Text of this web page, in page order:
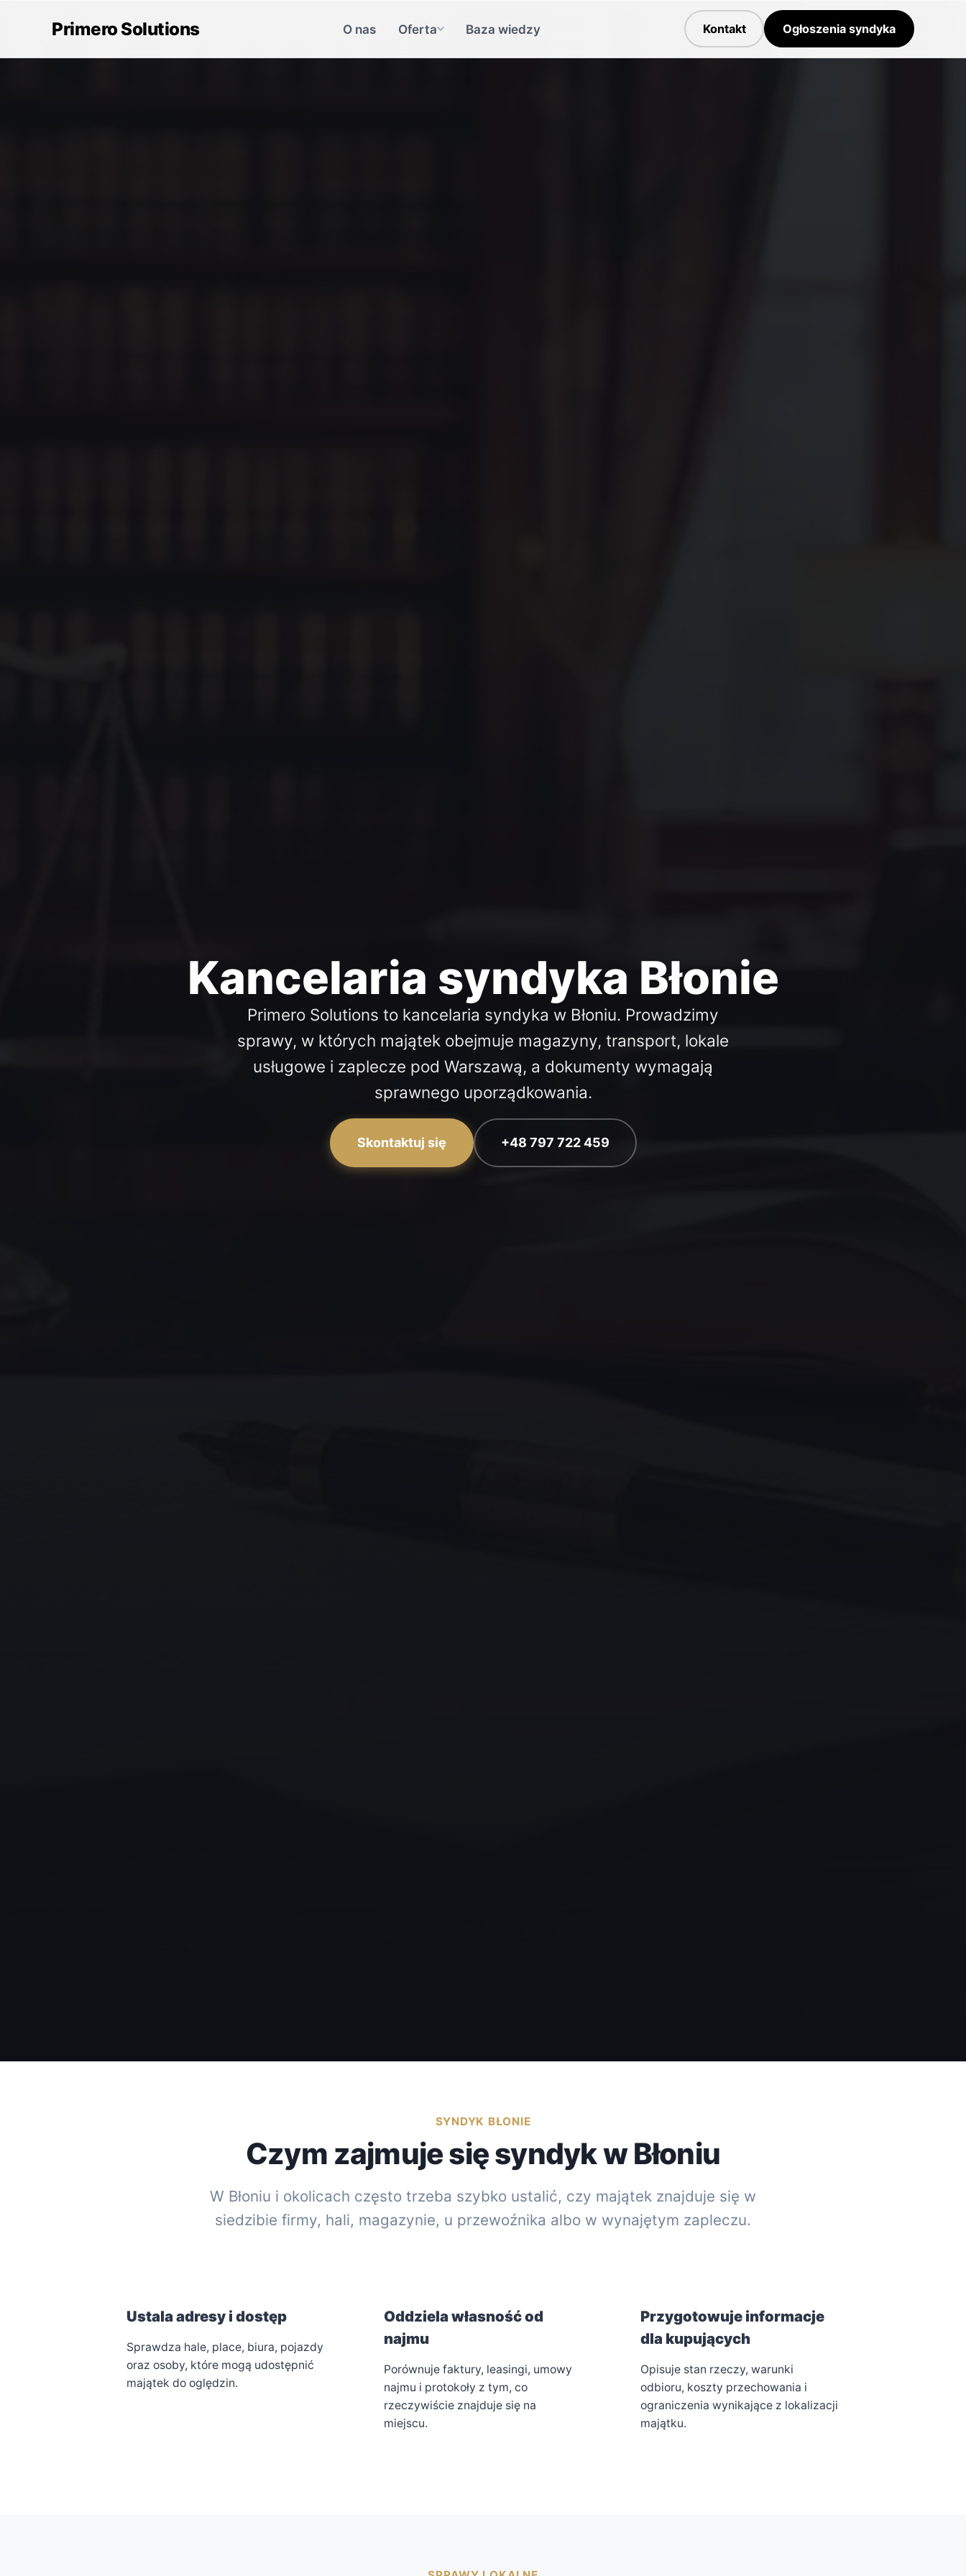
Primero Solutions O nas Oferta Baza wiedzy Kontakt Ogłoszenia syndyka
Kancelaria syndyka Błonie
Primero Solutions to kancelaria syndyka w Błoniu. Prowadzimy
sprawy, w których majątek obejmuje magazyny, transport, lokale
usługowe i zaplecze pod Warszawą, a dokumenty wymagają
sprawnego uporządkowania.
Skontaktuj się +48 797 722 459
SYNDYK BŁONIE
Czym zajmuje się syndyk w Błoniu
W Błoniu i okolicach często trzeba szybko ustalić, czy majątek znajduje się w
siedzibie firmy, hali, magazynie, u przewoźnika albo w wynajętym zapleczu.
Ustala adresy i dostęp
Sprawdza hale, place, biura, pojazdy
oraz osoby, które mogą udostępnić
majątek do oględzin.
Oddziela własność od
najmu
Porównuje faktury, leasingi, umowy
najmu i protokoły z tym, co
rzeczywiście znajduje się na
miejscu.
Przygotowuje informacje
dla kupujących
Opisuje stan rzeczy, warunki
odbioru, koszty przechowania i
ograniczenia wynikające z lokalizacji
majątku.